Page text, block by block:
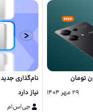
۲۹ مهر ۱۴۰۴
نیاز دارد
جی‌اس‌ام